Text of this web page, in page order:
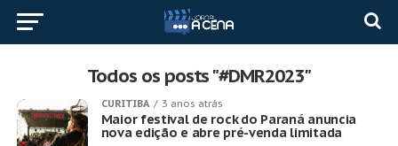
Todos os posts "#DMR2023"
CURITIBA 3 anos atrás
Maior festival de rock do Paraná anuncia
nova edição e abre pré-venda limitada